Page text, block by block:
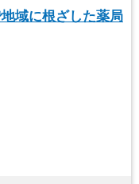
域に根ざした薬局